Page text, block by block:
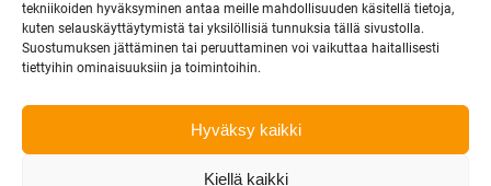
tekniikoiden hyväksyminen antaa meille mahdollisuuden käsitellä tietoja,
kuten selauskäyttäytymistä tai yksilöllisiä tunnuksia tällä sivustolla.
Suostumuksen jättäminen tai peruuttaminen voi vaikuttaa haitallisesti
tiettyihin ominaisuuksiin ja toimintoihin.
Hyväksy kaikki
Kiellä kaikki
UUTISET
YRITYKSILLE
MEDIALLE